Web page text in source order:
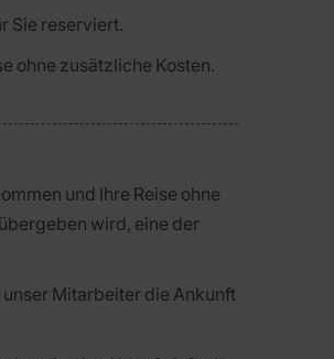
Sie reserviert.
ohne zusätzliche Kosten.
und Ihre Reise ohne
wird, eine der
Mitarbeiter die Ankunft